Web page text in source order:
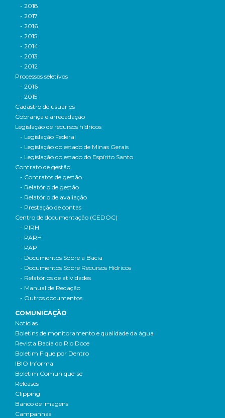
- 2018
- 2017
- 2016
- 2015
- 2014
- 2013
- 2012
Processos seletivos
- 2016
- 2015
Cadastro de usuários
Cobrança e arrecadação
Legislação de recursos hídricos
- Legislação Federal
- Legislação do estado de Minas Gerais
- Legislação do estado do Espírito Santo
Contrato de gestão
- Contratos de gestão
- Relatório de gestão
- Relatório de avaliação
- Prestação de contas
Centro de documentação (CEDOC)
- PIRH
- PARH
- PAP
- Documentos Sobre a Bacia
- Documentos Sobre Recursos Hídricos
- Relatórios de atividades
- Manual de Redação
- Outros documentos
COMUNICAÇÃO
Notícias
Boletins de monitoramento e qualidade da água
Revista Bacia do Rio Doce
Boletim Fique por Dentro
IBIO Informa
Boletim Comunique-se
Releases
Clipping
Banco de imagens
Campanhas